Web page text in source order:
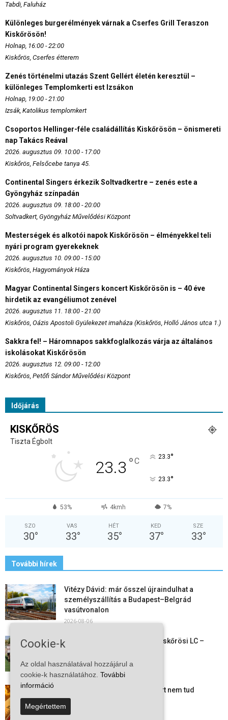
Tabdi, Faluház
Különleges burgerélmények várnak a Cserfes Grill Teraszon
Kiskőrösön!
Holnap, 16:00 - 22:00
Kiskőrös, Cserfes étterem
Zenés történelmi utazás Szent Gellért életén keresztül –
különleges Templomkerti est Izsákon
Holnap, 19:00 - 21:00
Izsák, Katolikus templomkert
Csoportos Hellinger-féle családállítás Kiskőrösön – önismereti
nap Takács Reával
2026. augusztus 09. 10:00 - 17:00
Kiskőrös, Felsőcebe tanya 45.
Continental Singers érkezik Soltvadkertre – zenés este a
Gyöngyház színpadán
2026. augusztus 09. 18:00 - 20:00
Soltvadkert, Gyöngyház Művelődési Központ
Mesterségek és alkotói napok Kiskőrösön – élményekkel teli
nyári program gyerekeknek
2026. augusztus 10. 09:00 - 15:00
Kiskőrös, Hagyományok Háza
Magyar Continental Singers koncert Kiskőrösön is – 40 éve
hirdetik az evangéliumot zenével
2026. augusztus 11. 18:00 - 21:00
Kiskőrös, Oázis Apostoli Gyülekezet imaháza (Kiskőrös, Holló János utca 1.)
Sakkra fel! – Háromnapos sakkfoglalkozás várja az általános
iskolásokat Kiskőrösön
2026. augusztus 12. 09:00 - 12:00
Kiskőrös, Petőfi Sándor Művelődési Központ
Időjárás
KISKŐRÖS
Tiszta Égbolt
23.3 °C 23.3°
23.3°
53% 4kmh 7%
SZO
30°
VAS
33°
HÉT
35°
KED
37°
SZE
33°
További hírek
Vitézy Dávid: már ősszel újraindulhat a
személyszállítás a Budapest–Belgrád
vasútvonalon
2026-08-06
Megkezdte a felkészülést a Kiskőrösi LC –
2026-08-06
Mi történik Európa felett? Ezért nem tud
szabadulni a kontinens a...
2026-08-05
Cookie-k
Az oldal használatával hozzájárul a
cookie-k használatához. További
információ
Megértettem